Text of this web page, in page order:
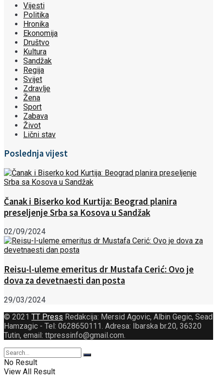
Vijesti
Politika
Hronika
Ekonomija
Društvo
Kultura
Sandžak
Regija
Svijet
Zdravlje
Žena
Sport
Zabava
Život
Lični stav
Poslednja vijest
Čanak i Biserko kod Kurtija: Beograd planira
preseljenje Srba sa Kosova u Sandžak
02/09/2024
Reisu-l-uleme emeritus dr Mustafa Cerić: Ovo je
dova za devetnaesti dan posta
29/03/2024
© 2021 TT Press Redakcija: Mersid Agovic, Albin Gegic, Sead
Hamzagic - Tel: 0628650111. Adresa: Ibarska br.20, 36320
Tutin, email: ttpressinfo@gmail.com.
No Result
View All Result